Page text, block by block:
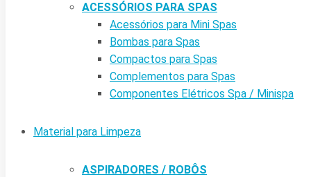
ACESSÓRIOS PARA SPAS
Acessórios para Mini Spas
Bombas para Spas
Compactos para Spas
Complementos para Spas
Componentes Elétricos Spa / Minispa
Material para Limpeza
ASPIRADORES / ROBÔS